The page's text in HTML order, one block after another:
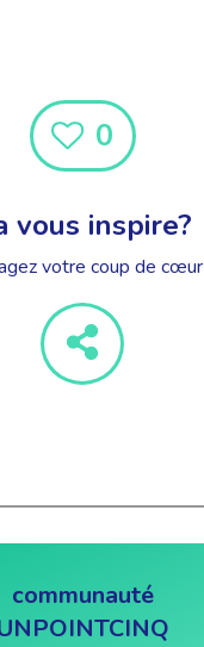
0
vous inspire?
votre coup de cœur
communauté